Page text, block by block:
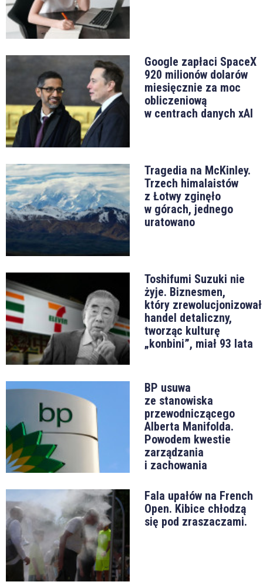
Google zapłaci SpaceX
920 milionów dolarów
miesięcznie za moc
obliczeniową
w centrach danych xAI
Tragedia na McKinley.
Trzech himalaistów
z Łotwy zginęło
w górach, jednego
uratowano
Toshifumi Suzuki nie
żyje. Biznesmen,
który zrewolucjonizował
handel detaliczny,
tworząc kulturę
„konbini”, miał 93 lata
BP usuwa
ze stanowiska
przewodniczącego
Alberta Manifolda.
Powodem kwestie
zarządzania
i zachowania
Fala upałów na French
Open. Kibice chłodzą
się pod zraszaczami.